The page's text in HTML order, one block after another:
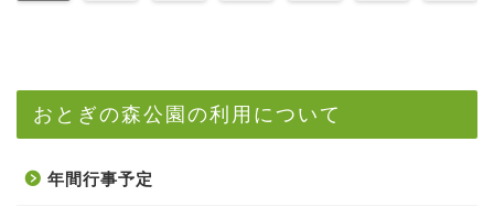
おとぎの森公園の利用について
年間行事予定